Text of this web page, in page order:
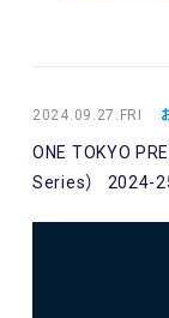
2024.09.27.FRI
ONE TOKYO
Series） 2024-